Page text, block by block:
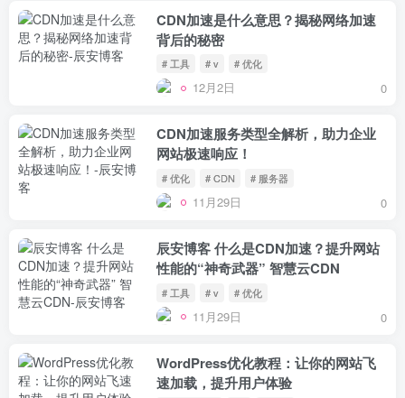
CDN加速是什么意思？揭秘网络加速
背后的秘密
# 工具 # v # 优化
12月2日 0
CDN加速服务类型全解析，助力企业
网站极速响应！
# 优化 # CDN # 服务器
11月29日 0
辰安博客 什么是CDN加速？提升网站
性能的“神奇武器” 智慧云CDN
# 工具 # v # 优化
11月29日 0
WordPress优化教程：让你的网站飞
速加载，提升用户体验